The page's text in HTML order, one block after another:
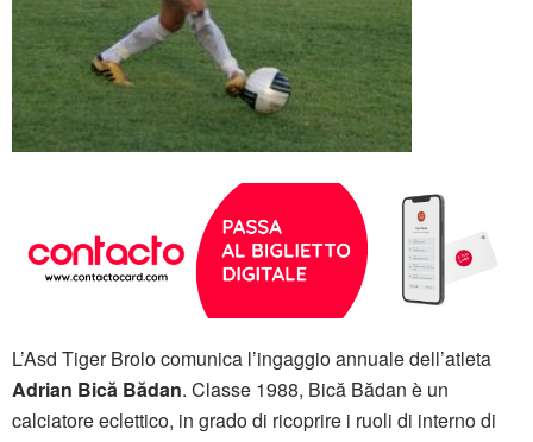
L’Asd Tiger Brolo comunica l’ingaggio annuale dell’atleta
Adrian Bică Bădan. Classe 1988, Bică Bădan è un
calciatore eclettico, in grado di ricoprire i ruoli di interno di